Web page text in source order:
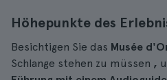
Höhepunkte des
Besichtigen Sie das Musée
Schlange stehen zu müssen ,